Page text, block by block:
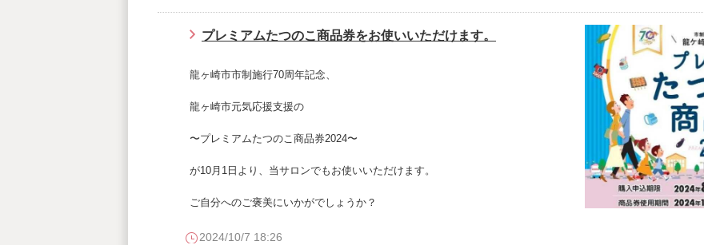
プレミアムたつのこ商品券をお使いいただけます。
龍ヶ崎市市制施行70周年記念、
龍ヶ崎市元気応援支援の
〜プレミアムたつのこ商品券2024〜
が10月1日より、当サロンでもお使いいただけます。
ご自分へのご褒美にいかがでしょうか？
2024/10/7 18:26